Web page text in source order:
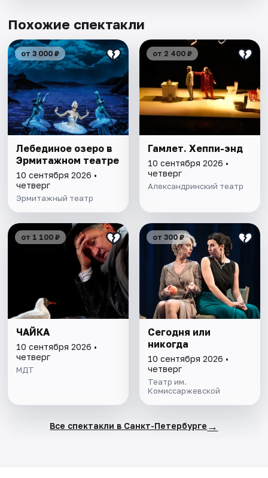
Похожие спектакли
от 3 000 ₽
Лебединое озеро в
Эрмитажном театре
10 сентября 2026 •
четверг
Эрмитажный театр
от 2 400 ₽
Гамлет. Хеппи-энд
10 сентября 2026 •
четверг
Александринский театр
от 1 100 ₽
ЧАЙКА
10 сентября 2026 •
четверг
МДТ
от 300 ₽
Сегодня или
никогда
10 сентября 2026 •
четверг
Театр им.
Комиссаржевской
Все спектакли в Санкт-Петербурге →